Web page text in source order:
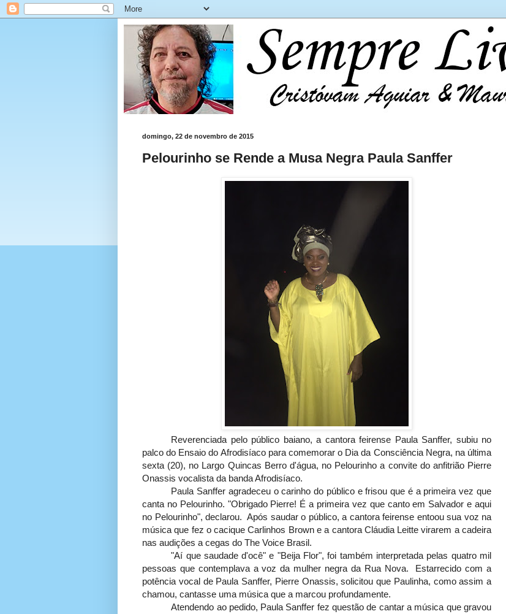
domingo, 22 de novembro de 2015
Pelourinho se Rende a Musa Negra Paula Sanffer
Reverenciada pelo público baiano, a cantora feirense Paula Sanffer, subiu no
palco do Ensaio do Afrodisíaco para comemorar o Dia da Consciência Negra, na última
sexta (20), no Largo Quincas Berro d'água, no Pelourinho a convite do anfitrião Pierre
Onassis vocalista da banda Afrodisíaco.
Paula Sanffer agradeceu o carinho do público e frisou que é a primeira vez que
canta no Pelourinho. "Obrigado Pierre! É a primeira vez que canto em Salvador e aqui
no Pelourinho", declarou. Após saudar o público, a cantora feirense entoou sua voz na
música que fez o cacique Carlinhos Brown e a cantora Cláudia Leitte virarem a cadeira
nas audições a cegas do The Voice Brasil.
"Aí que saudade d'ocê" e "Beija Flor", foi também interpretada pelas quatro mil
pessoas que contemplava a voz da mulher negra da Rua Nova. Estarrecido com a
potência vocal de Paula Sanffer, Pierre Onassis, solicitou que Paulinha, como assim a
chamou, cantasse uma música que a marcou profundamente.
Atendendo ao pedido, Paula Sanffer fez questão de cantar a música que gravou